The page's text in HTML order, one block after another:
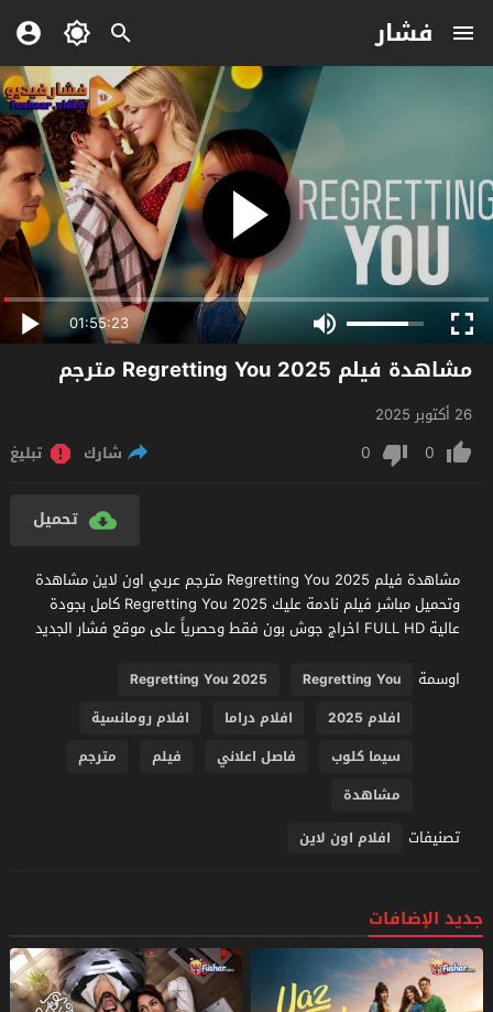
فشار
01:55:23
مشاهدة فيلم Regretting You 2025 مترجم
26 أكتوبر 2025
0
0 شارك تبليغ
تحميل
مشاهدة فيلم Regretting You 2025 مترجم عربي اون لاين مشاهدة
وتحميل مباشر فيلم نادمة عليك Regretting You 2025 كامل بجودة
عالية FULL HD اخراج جوش بون فقط وحصرياً على موقع فشار الجديد
اوسمة
Regretting You
Regretting You 2025
افلام 2025
افلام دراما
افلام رومانسية
سيما كلوب
فاصل اعلاني فيلم
مترجم
مشاهدة
تصنيفات افلام اون لاين
جديد الإضافات